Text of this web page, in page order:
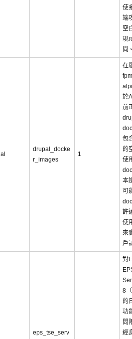
使
端
空
現
問
drupal_docke
r_images
1
在
於
前
包
的
使
本
可
許
使
來
戶
eps_tse_serv
對
8
的
功
問
經